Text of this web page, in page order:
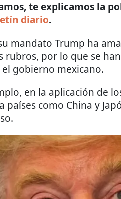
te explicamos la
diario.
mandato Trump ha
rubros, por lo que se
gobierno mexicano.
en la aplicación de
países como China y